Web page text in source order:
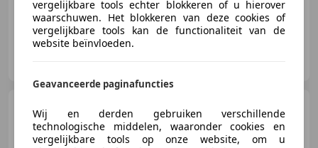
Autohandel Voorst
Suzuki Alto
1.0 Comfort Plus
Airco (APK:Nieuw) Incl.Garantie
vergelijkbare tools echter blokkeren of u hierover
waarschuwen. Het blokkeren van deze cookies of
vergelijkbare tools kan de functionaliteit van de
website beïnvloeden.
Geavanceerde paginafuncties
Wij en derden gebruiken verschillende
technologische middelen, waaronder cookies en
vergelijkbare tools op onze website, om u